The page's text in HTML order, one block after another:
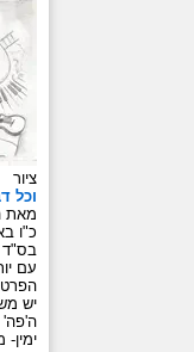
ציור
וכל
מאת
כ"ו
עם
יש
ה'פה'